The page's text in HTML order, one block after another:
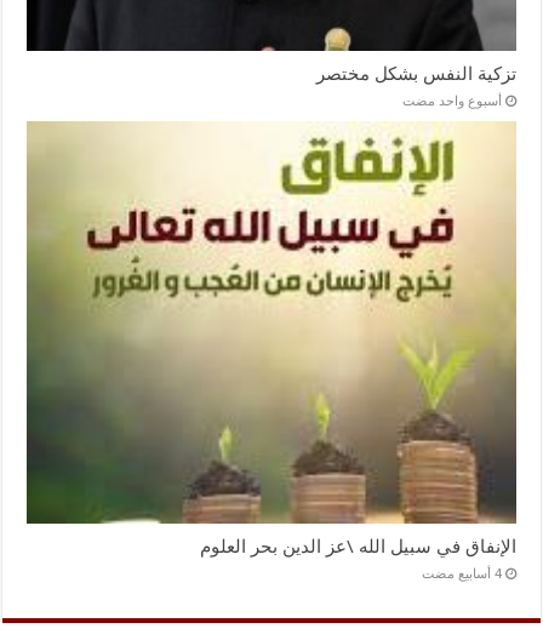
تزكية النفس بشكل مختصر
‏أسبوع واحد مضت
الإنفاق في سبيل الله \عز الدين بحر العلوم
‏4 أسابيع مضت